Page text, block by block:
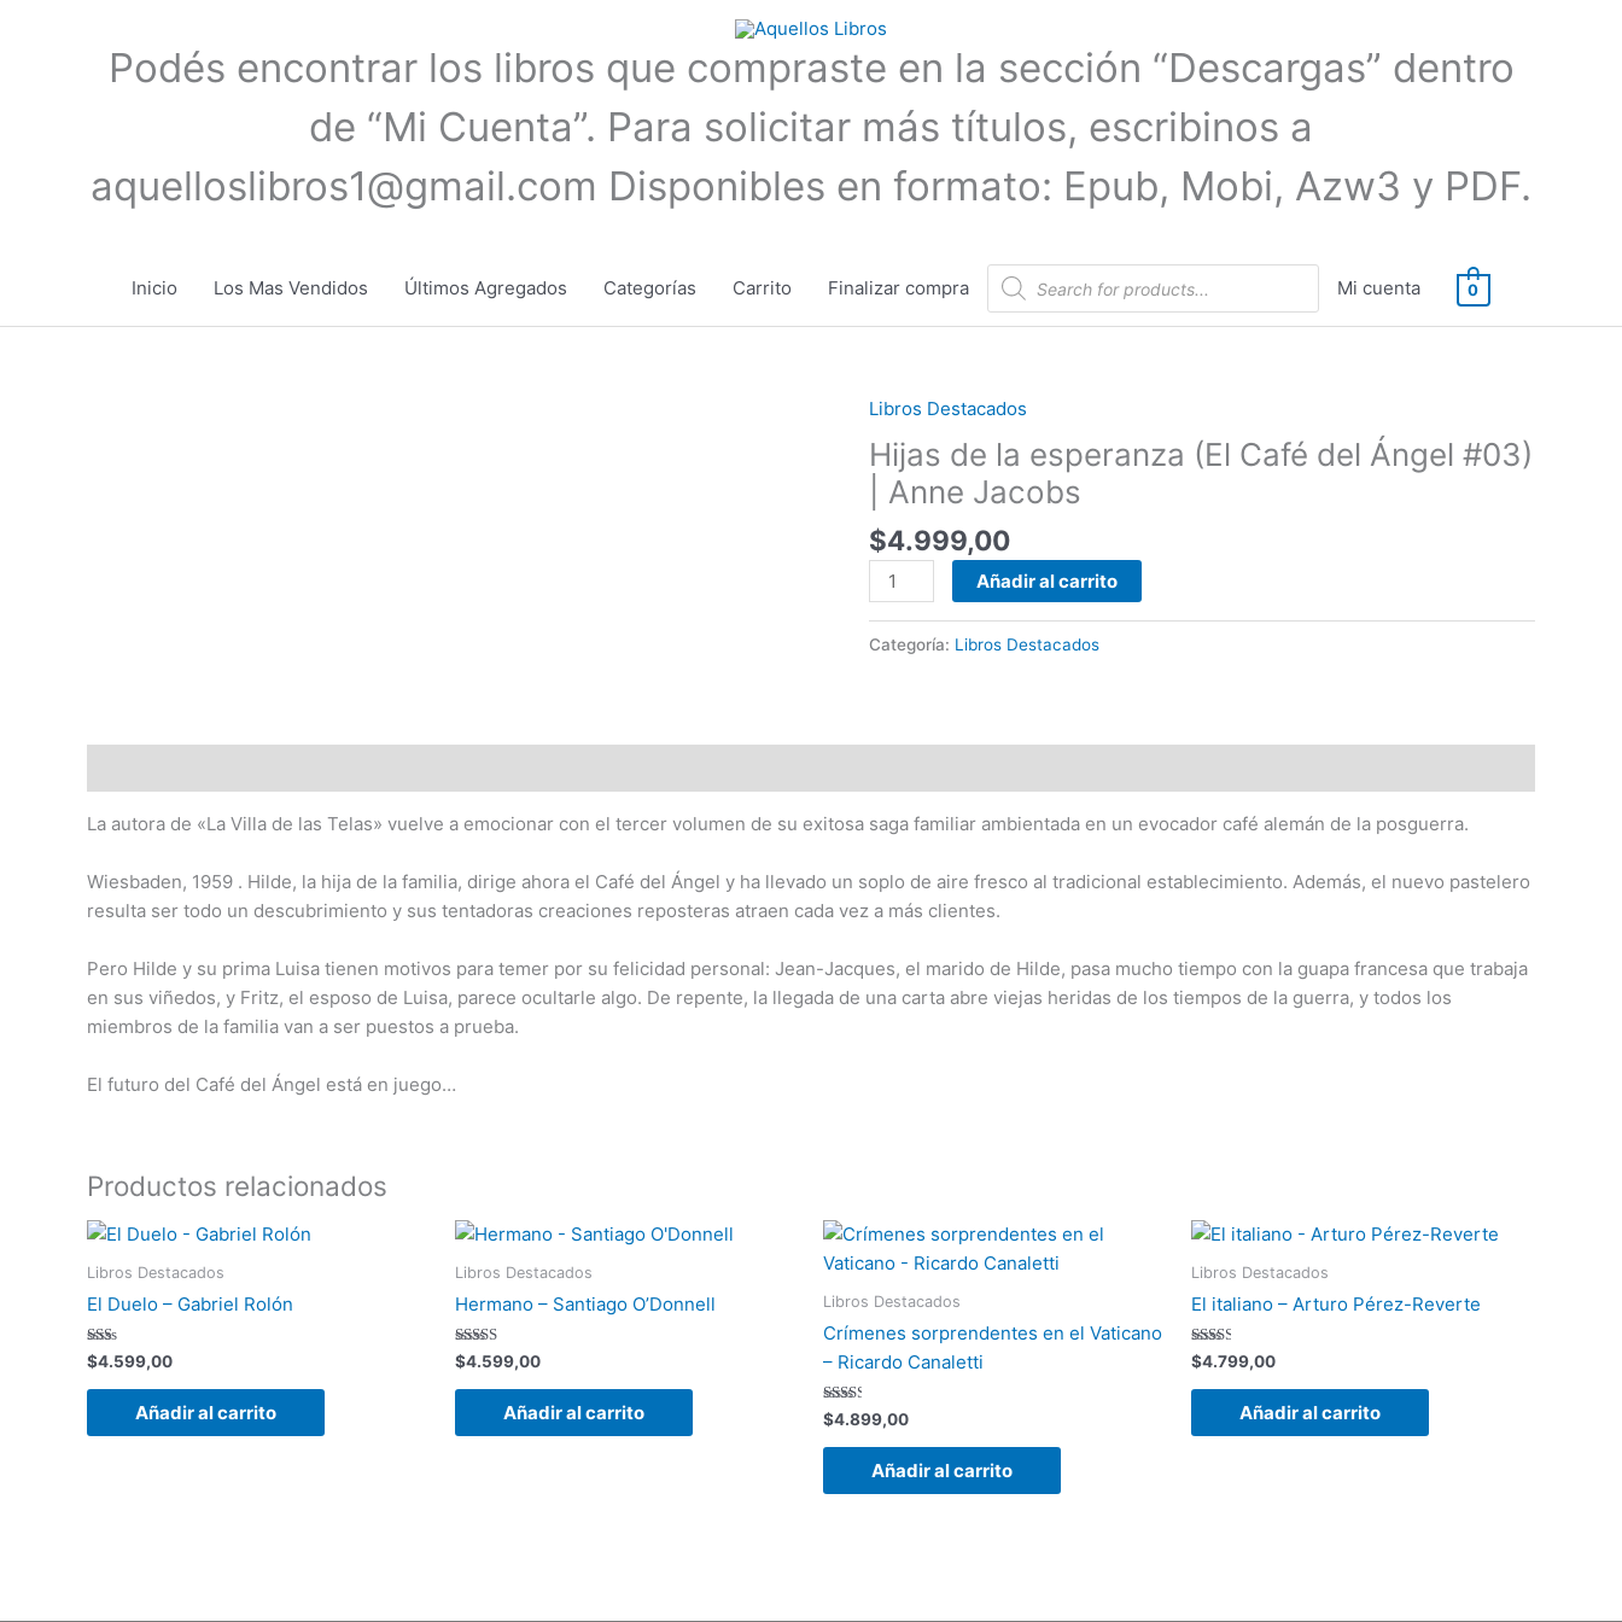
Podés encontrar los libros que compraste en la sección “Descargas” dentro
de “Mi Cuenta”. Para solicitar más títulos, escribinos a
aquelloslibros1@gmail.com Disponibles en formato: Epub, Mobi, Azw3 y PDF.
Inicio Los Mas Vendidos Últimos Agregados Categorías Carrito Finalizar compra
Búsqueda
de
productos
Mi cuenta 0
Libros Destacados
Hijas de la esperanza (El Café del Ángel #03)
| Anne Jacobs
$4.999,00
Hijas
de
la
esperanza
(El
Café
del
Ángel
#03)
Añadir al carrito
Categoría: Libros Destacados
La autora de «La Villa de las Telas» vuelve a emocionar con el tercer volumen de su exitosa saga familiar ambientada en un evocador café alemán de la posguerra.
Wiesbaden, 1959 . Hilde, la hija de la familia, dirige ahora el Café del Ángel y ha llevado un soplo de aire fresco al tradicional establecimiento. Además, el nuevo pastelero
resulta ser todo un descubrimiento y sus tentadoras creaciones reposteras atraen cada vez a más clientes.
Pero Hilde y su prima Luisa tienen motivos para temer por su felicidad personal: Jean-Jacques, el marido de Hilde, pasa mucho tiempo con la guapa francesa que trabaja
en sus viñedos, y Fritz, el esposo de Luisa, parece ocultarle algo. De repente, la llegada de una carta abre viejas heridas de los tiempos de la guerra, y todos los
miembros de la familia van a ser puestos a prueba.
El futuro del Café del Ángel está en juego…
Productos relacionados
Libros Destacados
El Duelo – Gabriel Rolón
Valorado
con
1.45
$4.599,00
Añadir al carrito
Libros Destacados
Hermano – Santiago O’Donnell
Valorado
con
4.00
$4.599,00
Añadir al carrito
Libros Destacados
Crímenes sorprendentes en el Vaticano
– Ricardo Canaletti
Valorado
con
2.33
$4.899,00
Añadir al carrito
Libros Destacados
El italiano – Arturo Pérez-Reverte
Valorado
con
2.40
$4.799,00
Añadir al carrito